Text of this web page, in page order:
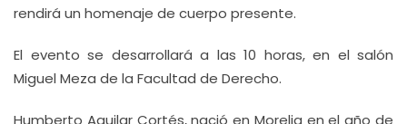
rendirá un homenaje de cuerpo presente.
El evento se desarrollará a las 10 horas, en el salón
Miguel Meza de la Facultad de Derecho.
Humberto Aguilar Cortés, nació en Morelia en el año de